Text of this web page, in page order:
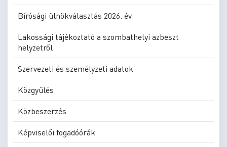
Bírósági ülnökválasztás 2026. év
Lakossági tájékoztató a szombathelyi azbeszt
helyzetről
Szervezeti és személyzeti adatok
Közgyűlés
Közbeszerzés
Képviselői fogadóórák